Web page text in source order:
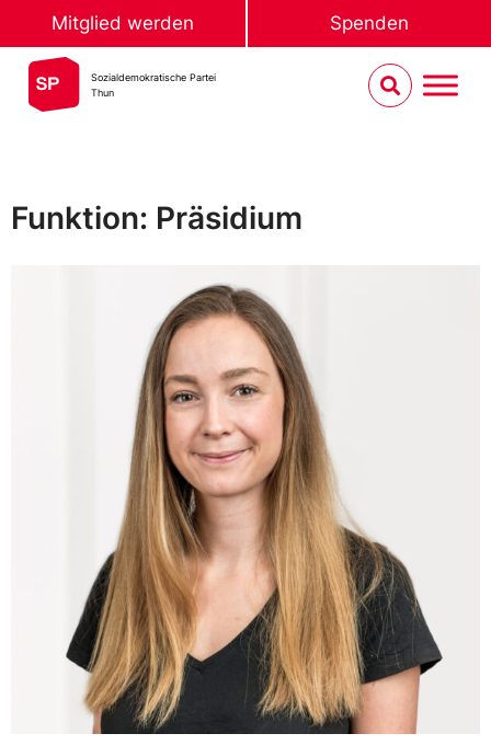
Mitglied werden Spenden
Sozialdemokratische Partei
Thun
Funktion: Präsidium